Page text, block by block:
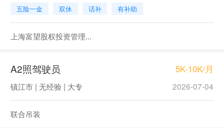
五险一金 双休 话补 有补助
上海富望股权投资管理...
A2照驾驶员 5K-10K/月
镇江市 | 无经验 | 大专 2026-07-04
联合吊装